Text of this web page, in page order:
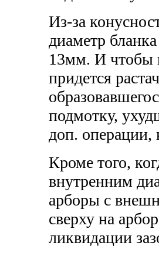
Из-за
диаметр
13мм. И чтобы
придется
подмотку,
доп. операции,
Кроме того,
внутренним
арборы с
сверху на
ликвидации